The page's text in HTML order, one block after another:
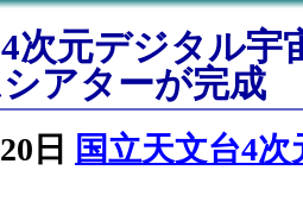
次元デジタル
アターが完成
日
国立天文台4